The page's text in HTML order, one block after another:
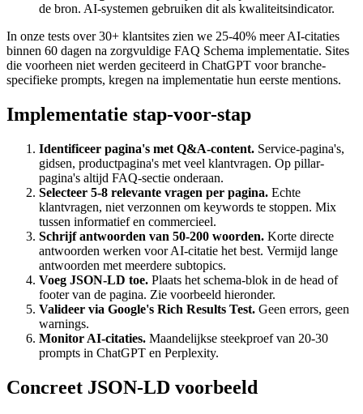
de bron. AI-systemen gebruiken dit als kwaliteitsindicator.
In onze tests over 30+ klantsites zien we 25-40% meer AI-citaties
binnen 60 dagen na zorgvuldige FAQ Schema implementatie. Sites
die voorheen niet werden geciteerd in ChatGPT voor branche-
specifieke prompts, kregen na implementatie hun eerste mentions.
Implementatie stap-voor-stap
Identificeer pagina's met Q&A-content. Service-pagina's,
gidsen, productpagina's met veel klantvragen. Op pillar-
pagina's altijd FAQ-sectie onderaan.
Selecteer 5-8 relevante vragen per pagina. Echte
klantvragen, niet verzonnen om keywords te stoppen. Mix
tussen informatief en commercieel.
Schrijf antwoorden van 50-200 woorden. Korte directe
antwoorden werken voor AI-citatie het best. Vermijd lange
antwoorden met meerdere subtopics.
Voeg JSON-LD toe. Plaats het schema-blok in de head of
footer van de pagina. Zie voorbeeld hieronder.
Valideer via Google's Rich Results Test. Geen errors, geen
warnings.
Monitor AI-citaties. Maandelijkse steekproef van 20-30
prompts in ChatGPT en Perplexity.
Concreet JSON-LD voorbeeld